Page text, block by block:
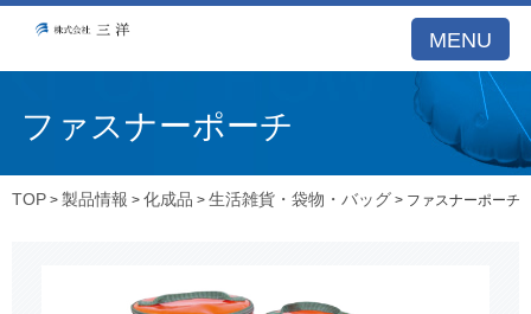
MENU
ファスナーポーチ
TOP >製品情報 >化成品 >生活雑貨・袋物・バッグ > ファスナーポーチ